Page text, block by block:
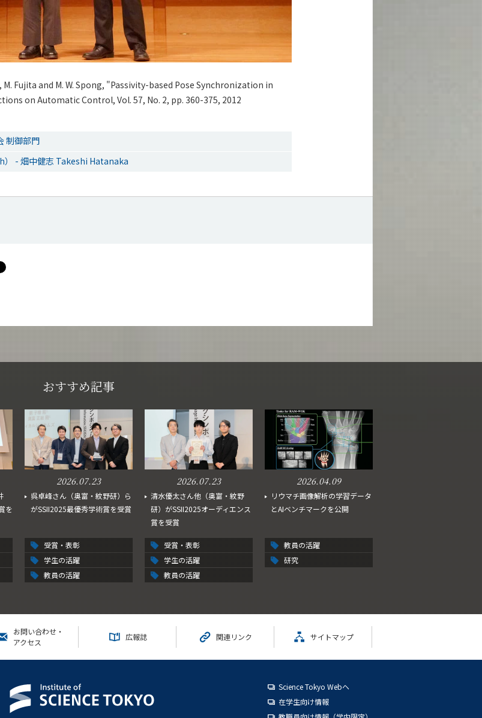
M. Fujita and M. W. Spong, "Passivity-based Pose Synchronization in
on Automatic Control, Vol. 57, No. 2, pp. 360-375, 2012
制御部門
） - 畑中健志 Takeshi Hatanaka
おすすめ記事
を
2026.07.23
呉卓峰さん（奥富・紋野研）ら
がSSII2025最優秀学術賞を受賞
受賞・表彰
学生の活躍
教員の活躍
2026.07.23
清水優太さん他（奥富・紋野
研）がSSII2025オーディエンス
賞を受賞
受賞・表彰
学生の活躍
教員の活躍
2026.04.09
リウマチ画像解析の学習データ
とAIベンチマークを公開
教員の活躍
研究
お問い合わせ・
アクセス
広報誌 関連リンク サイトマップ
Science Tokyo Webヘ
在学生向け情報